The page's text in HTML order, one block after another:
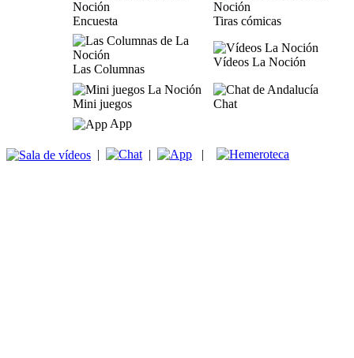
Encuesta Tiras cómicas
Las Columnas
Vídeos La Noción
Mini juegos
Chat
App
| | |